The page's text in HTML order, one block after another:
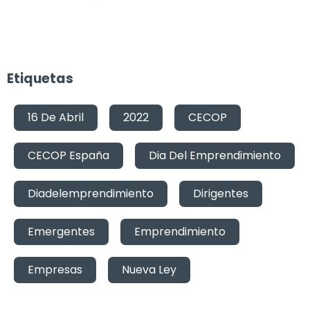
Etiquetas
16 De Abril 2022 CECOP
CECOP España Dia Del Emprendimiento
Diadelemprendimiento Dirigentes
Emergentes Emprendimiento
Empresas Nueva Ley